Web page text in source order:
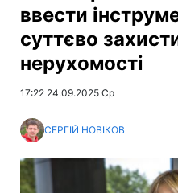
ввести
суттєво
нерухомості
17:22 24.09.2025 Ср
СЕРГІЙ НОВІКОВ